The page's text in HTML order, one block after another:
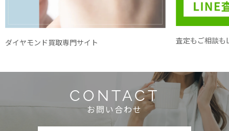
ダイヤモンド買取専門サイト 査定もご相談も
CONTACT
お問い合わせ